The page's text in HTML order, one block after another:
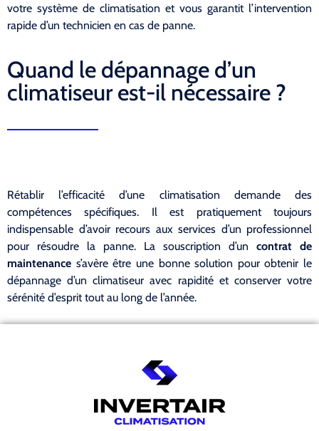
votre système de climatisation et vous garantit l’intervention
rapide d’un technicien en cas de panne.
Quand le dépannage d’un
climatiseur est-il nécessaire ?
Rétablir l’efficacité d’une climatisation demande des
compétences spécifiques. Il est pratiquement toujours
indispensable d’avoir recours aux services d’un professionnel
pour résoudre la panne. La souscription d’un contrat de
maintenance s’avère être une bonne solution pour obtenir le
dépannage d’un climatiseur avec rapidité et conserver votre
sérénité d’esprit tout au long de l’année.